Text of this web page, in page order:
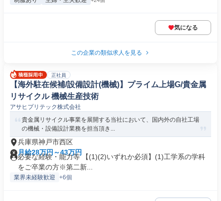
気になる
この企業の類似求人を見る
正社員
【海外駐在候補/設備設計(機械)】プライム上場G/貴金属
リサイクル 機械生産技術
アサヒプリテック株式会社
貴金属リサイクル事業を展開する当社において、国内外の自社工場
の機械・設備設計業務を担当頂き...
兵庫県神戸市西区
月給28万円～43万円
必要な経験・能力等 【(1)(2)いずれか必須】(1)工学系の学科
をご卒業の方※第二新...
業界未経験歓迎 +6個